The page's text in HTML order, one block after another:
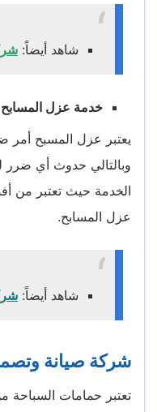
شاهد أيضاً:
خدمة عزل المسابح
يعتبر عزل المسبح أمر
وبالتالي حدوث أي ضرر
الخدمة حيث تعتبر من
عزل المسابح.
شاهد أيضاً:
شركة صيانة
تعتبر حمامات السباحة